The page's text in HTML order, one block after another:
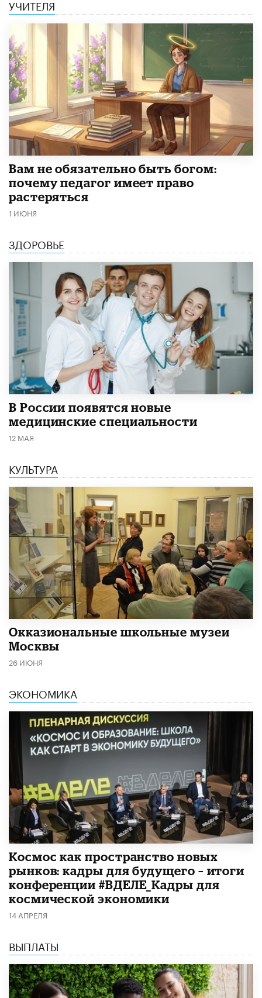
УЧИТЕЛЯ
​Вам не обязательно быть богом:
почему педагог имеет право
растеряться
1 ИЮНЯ
ЗДОРОВЬЕ
В России появятся новые
медицинские специальности
12 МАЯ
КУЛЬТУРА
​Окказиональные школьные музеи
Москвы
26 ИЮНЯ
ЭКОНОМИКА
Космос как пространство новых
рынков: кадры для будущего – итоги
конференции #ВДЕЛЕ_Кадры для
космической экономики
14 АПРЕЛЯ
ВЫПЛАТЫ